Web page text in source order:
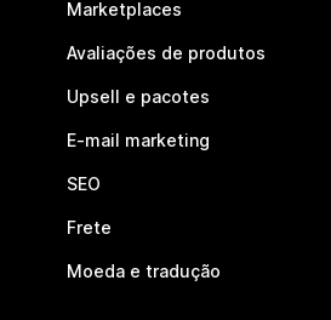
Marketplaces
Avaliações de produtos
Upsell e pacotes
E-mail marketing
SEO
Frete
Moeda e tradução